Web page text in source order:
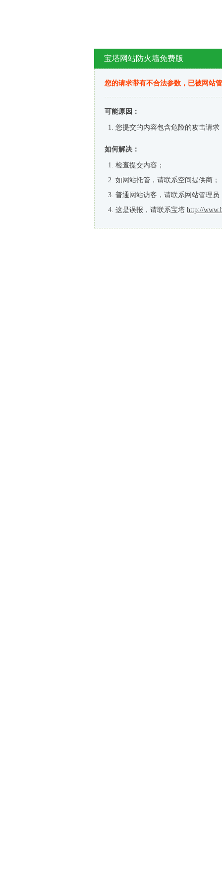
宝塔网站防火墙免费版
您的请求带有不合法参数，已被网站
可能原因：
您提交的内容包含危险的攻击请求
如何解决：
检查提交内容；
如网站托管，请联系空间提供商；
普通网站访客，请联系网站管理员
这是误报，请联系宝塔 http://